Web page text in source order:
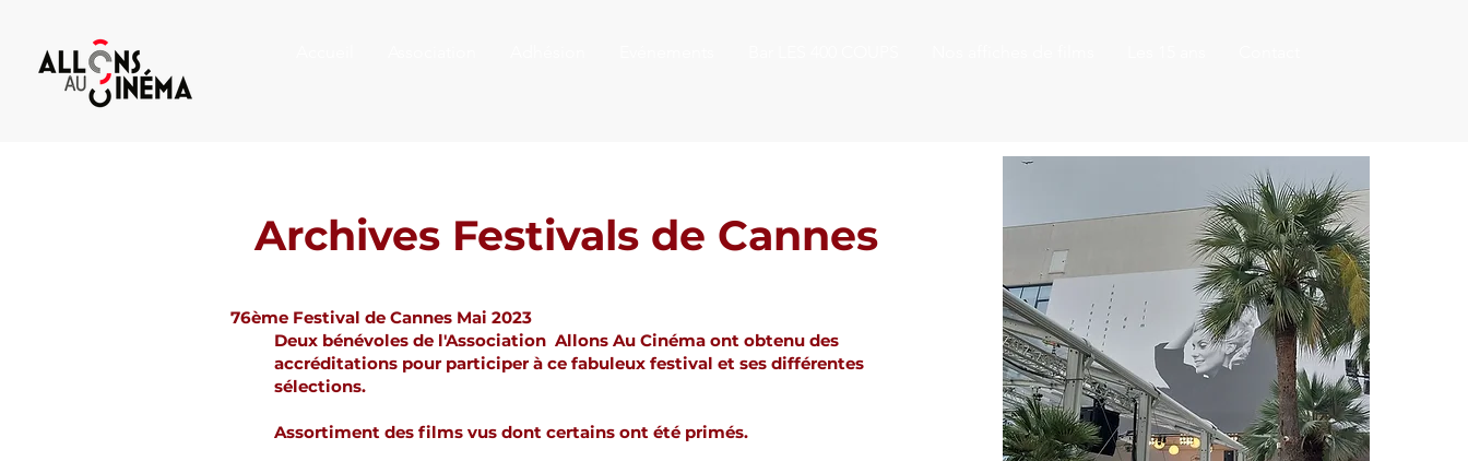
Archives Festivals de Cannes
76ème Festival de Cannes Mai 2023
Deux bénévoles de l'Association Allons Au Cinéma ont obtenu des
accréditations pour participer à ce fabuleux festival et ses différentes
sélections.
Assortiment des films vus dont certains ont été primés.